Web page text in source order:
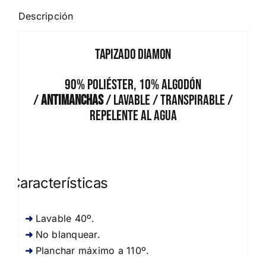
Descripción
Tapizado Diamon
90% Poliéster, 10% Algodón
/Antimanchas/ Lavable / Transpirable /
Repelente al Agua
Características
Lavable 40º.
No blanquear.
Planchar máximo a 110º.